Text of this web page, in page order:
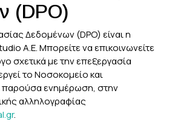
(DPO)
Δεδομένων (DPO) είναι η
Α.Ε. Μπορείτε να επικοινωνείτε
σχετικά με την επεξεργασία
το Νοσοκομείο και
παρούσα ενημέρωση, στην
αλληλογραφίας
.